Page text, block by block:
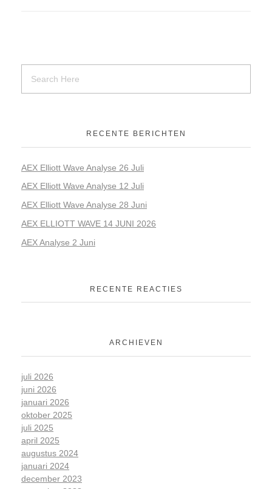
RECENTE BERICHTEN
AEX Elliott Wave Analyse 26 Juli
AEX Elliott Wave Analyse 12 Juli
AEX Elliott Wave Analyse 28 Juni
AEX ELLIOTT WAVE 14 JUNI 2026
AEX Analyse 2 Juni
RECENTE REACTIES
ARCHIEVEN
juli 2026
juni 2026
januari 2026
oktober 2025
juli 2025
april 2025
augustus 2024
januari 2024
december 2023